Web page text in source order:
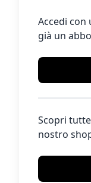
Accedi con
già un
Scopri
nostro